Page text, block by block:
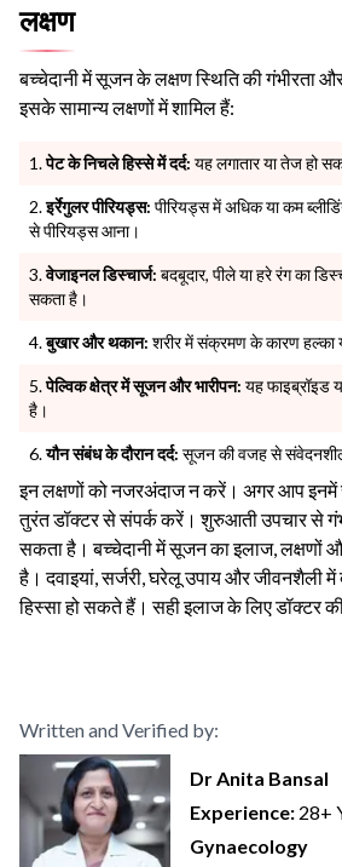
लक्षण
बच्चेदानी में सूजन के लक्षण स्थिति की गंभीरता
इसके सामान्य लक्षणों में शामिल हैं:
पेट के निचले हिस्से में दर्द: यह लगातार या तेज हो
इर्रेगुलर पीरियड्स: पीरियड्स में अधिक या कम
से पीरियड्स आना।
वेजाइनल डिस्चार्ज: बदबूदार, पीले या हरे रंग का
सकता है।
बुखार और थकान: शरीर में संक्रमण के कारण हल्का
पेल्विक क्षेत्र में सूजन और भारीपन: यह फाइब्रॉइड
है।
यौन संबंध के दौरान दर्द: सूजन की वजह से
इन लक्षणों को नजरअंदाज न करें। अगर आप इनमें
तुरंत डॉक्टर से संपर्क करें। शुरुआती उपचार से
सकता है। बच्चेदानी में सूजन का इलाज, लक्षणों
है। दवाइयां, सर्जरी, घरेलू उपाय और जीवनशैली
हिस्सा हो सकते हैं। सही इलाज के लिए डॉक्टर
Written and Verified by:
Dr Anita Bansal
Experience: 28+
Gynaecology